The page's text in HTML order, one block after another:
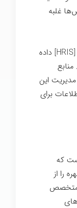
غلبه
سیستم‌های اطلاعات منابع انسانی [HRIS] داده
این
برای
که
را از
متخصص